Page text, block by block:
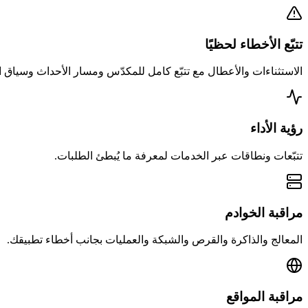
تتبّع الأخطاء لحظيًا
الاستثناءات والأعطال مع تتبّع كامل للمكدّس ومسار الأحداث
رؤية الأداء
تتبّعات ونطاقات عبر الخدمات لمعرفة ما يُبطئ الطلبات.
مراقبة الخوادم
المعالج والذاكرة والقرص والشبكة والعمليات بجانب أخطاء تطبيقك.
مراقبة المواقع